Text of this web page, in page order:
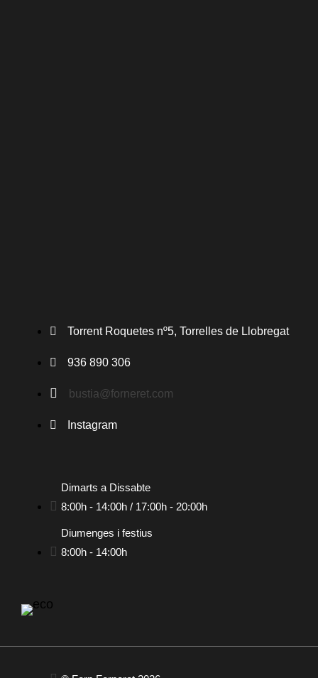
Torrent Roquetes nº5, Torrelles de Llobregat
936 890 306
bustia@forneret.com
Instagram
Dimarts a Dissabte
8:00h - 14:00h / 17:00h - 20:00h
Diumenges i festius
8:00h - 14:00h